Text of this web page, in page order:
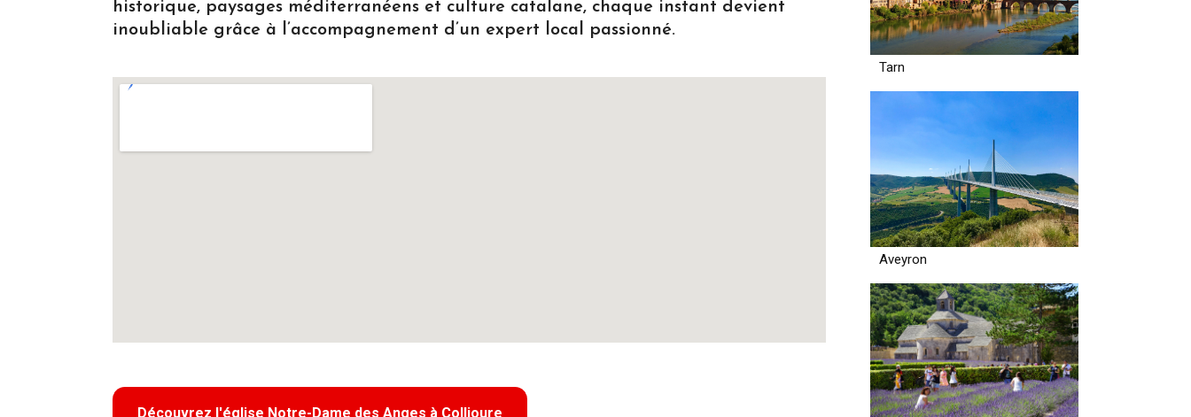
historique, paysages méditerranéens et culture catalane, chaque instant devient
inoubliable grâce à l’accompagnement d’un expert local passionné.
Découvrez l'église Notre-Dame des Anges à Collioure
Tarn
Aveyron